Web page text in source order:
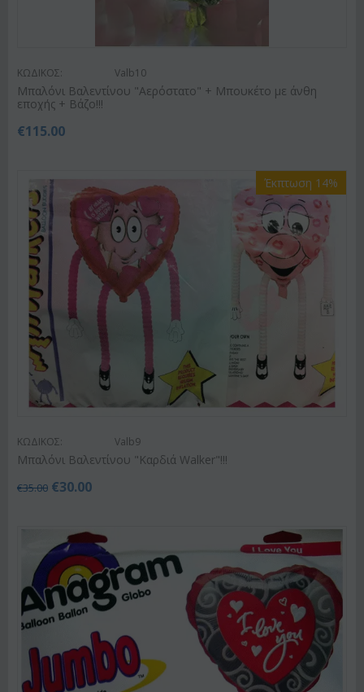
ΚΩΔΙΚΟΣ: Valb10
Μπαλόνι Βαλεντίνου "Αερόστατο" + Μπουκέτο με άνθη
εποχής + Βάζο!!!
€115.00
Έκπτωση 14%
ΚΩΔΙΚΟΣ: Valb9
Μπαλόνι Βαλεντίνου "Καρδιά Walker"!!!
€35.00 €30.00